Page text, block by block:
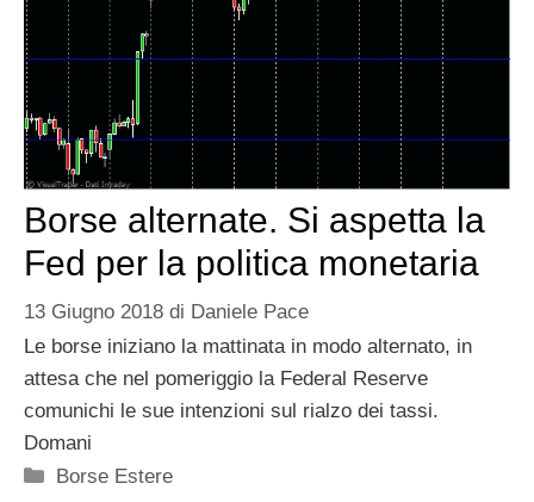
Borse alternate. Si aspetta la
Fed per la politica monetaria
13 Giugno 2018 di Daniele Pace
Le borse iniziano la mattinata in modo alternato, in
attesa che nel pomeriggio la Federal Reserve
comunichi le sue intenzioni sul rialzo dei tassi.
Domani
Categorie
Borse Estere